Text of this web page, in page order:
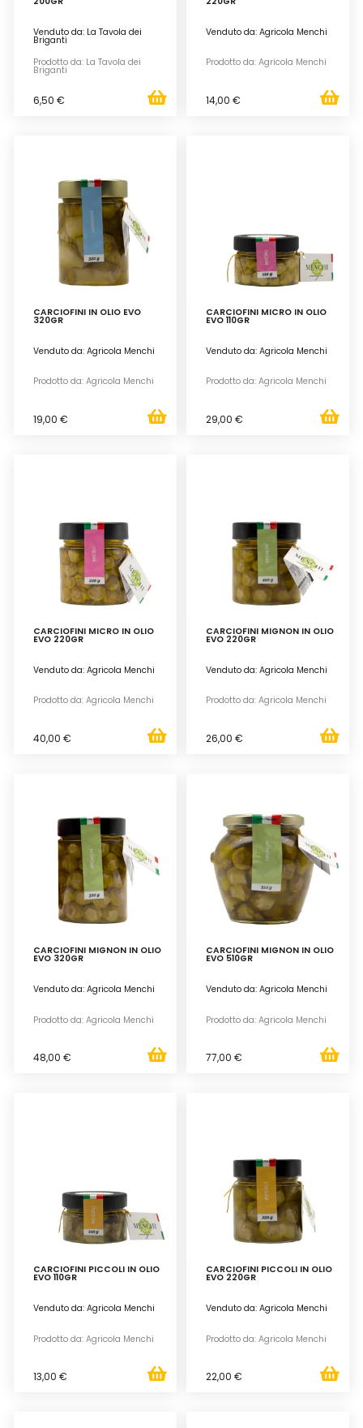
Venduto da: La Tavola dei
Briganti
Prodotto da: La Tavola dei
Briganti
6,50 €
Venduto da: Agricola Menchi
Prodotto da: Agricola Menchi
14,00 €
CARCIOFINI IN OLIO EVO
320GR
Venduto da: Agricola Menchi
Prodotto da: Agricola Menchi
19,00 €
CARCIOFINI MICRO IN OLIO
EVO 110GR
Venduto da: Agricola Menchi
Prodotto da: Agricola Menchi
29,00 €
CARCIOFINI MICRO IN OLIO
EVO 220GR
Venduto da: Agricola Menchi
Prodotto da: Agricola Menchi
40,00 €
CARCIOFINI MIGNON IN OLIO
EVO 220GR
Venduto da: Agricola Menchi
Prodotto da: Agricola Menchi
26,00 €
CARCIOFINI MIGNON IN OLIO
EVO 320GR
Venduto da: Agricola Menchi
Prodotto da: Agricola Menchi
48,00 €
CARCIOFINI MIGNON IN OLIO
EVO 510GR
Venduto da: Agricola Menchi
Prodotto da: Agricola Menchi
77,00 €
CARCIOFINI PICCOLI IN OLIO
EVO 110GR
Venduto da: Agricola Menchi
Prodotto da: Agricola Menchi
13,00 €
CARCIOFINI PICCOLI IN OLIO
EVO 220GR
Venduto da: Agricola Menchi
Prodotto da: Agricola Menchi
22,00 €